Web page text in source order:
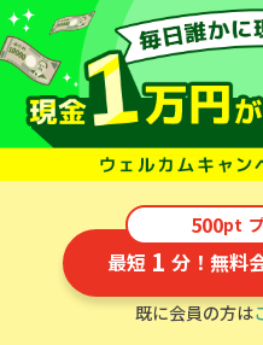
500pt
最短 1 分！無料
既に会員の方は